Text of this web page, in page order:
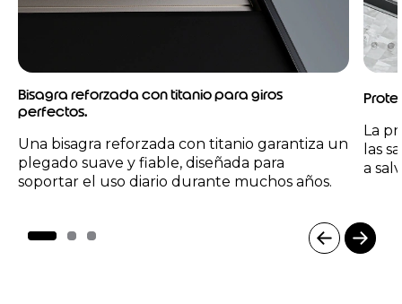
Bisagra reforzada con titanio para giros
perfectos.
Una bisagra reforzada con titanio garantiza un
plegado suave y fiable, diseñada para
soportar el uso diario durante muchos años.
La
las
a